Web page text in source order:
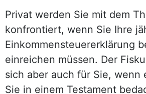
Privat werden Sie mit dem
konfrontiert, wenn Sie Ihre
Einkommensteuererklärung
einreichen müssen. Der
sich aber auch für Sie, wenn
Sie in einem Testament